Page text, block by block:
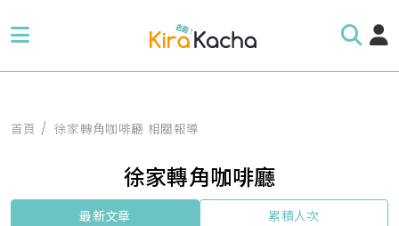
首頁 徐家轉角咖啡廳 相關報導
徐家轉角咖啡廳
最新文章 累積人次